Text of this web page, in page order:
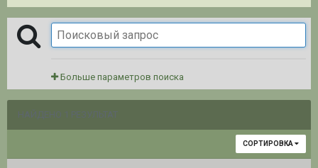
Больше параметров поиска
НАЙДЕНО 1 РЕЗУЛЬТАТ
СОРТИРОВКА